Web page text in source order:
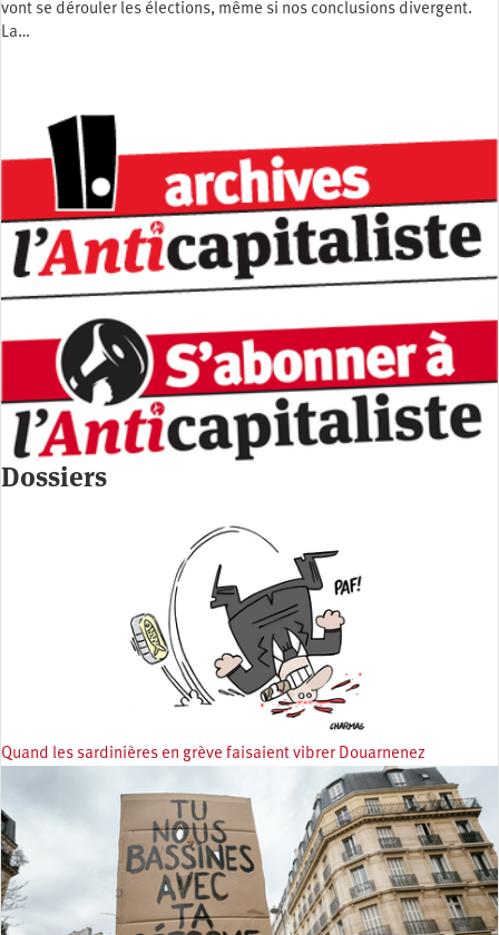
vont se dérouler les élections, même si nos conclusions divergent.
La…
Dossiers
Quand les sardinières en grève faisaient vibrer Douarnenez